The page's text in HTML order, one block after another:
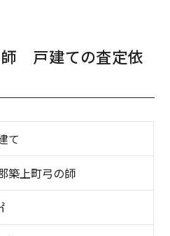
戸建ての査定依
て
築上町弓の師